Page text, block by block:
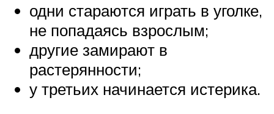
одни стараются играть в уголке,
не попадаясь взрослым;
другие замирают в
растерянности;
у третьих начинается истерика.